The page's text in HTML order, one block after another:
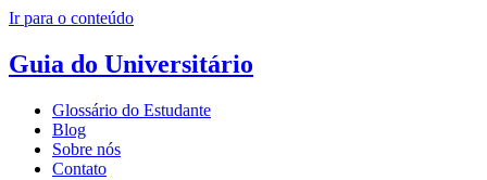
Ir para o conteúdo
Guia do Universitário
Glossário do Estudante
Blog
Sobre nós
Contato